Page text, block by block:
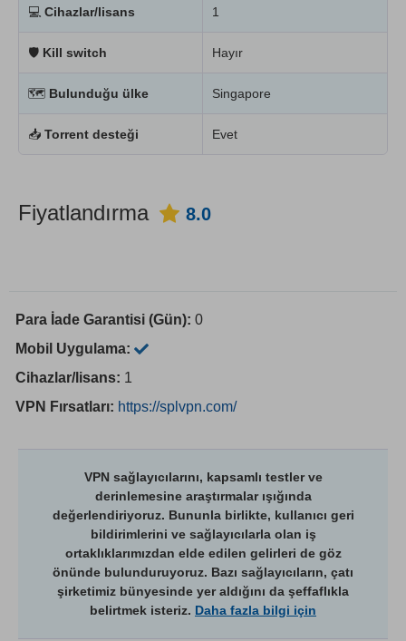
💻 Cihazlar/lisans 1
🛡 Kill switch Hayır
🗺 Bulunduğu ülke Singapore
📥 Torrent desteği Evet
Fiyatlandırma 8.0
Para İade Garantisi (Gün): 0
Mobil Uygulama:
Cihazlar/lisans: 1
VPN Fırsatları: https://splvpn.com/
VPN sağlayıcılarını, kapsamlı testler ve
derinlemesine araştırmalar ışığında
değerlendiriyoruz. Bununla birlikte, kullanıcı geri
bildirimlerini ve sağlayıcılarla olan iş
ortaklıklarımızdan elde edilen gelirleri de göz
önünde bulunduruyoruz. Bazı sağlayıcıların, çatı
şirketimiz bünyesinde yer aldığını da şeffaflıkla
belirtmek isteriz. Daha fazla bilgi için